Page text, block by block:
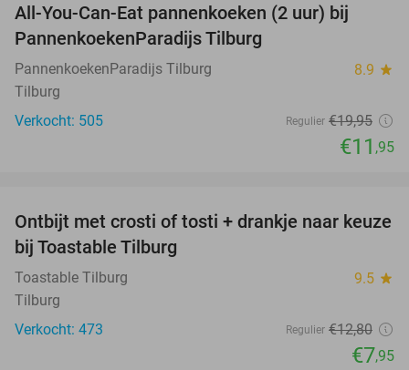
All-You-Can-Eat pannenkoeken (2 uur) bij
PannenkoekenParadijs Tilburg
PannenkoekenParadijs Tilburg 8.9 star
Tilburg
Verkocht: 505
Regulier €19,95
€11 ,95
38%
Ontbijt met crosti of tosti + drankje naar keuze
bij Toastable Tilburg
Toastable Tilburg 9.5 star
Tilburg
Verkocht: 473
Regulier €12,80
€7,95